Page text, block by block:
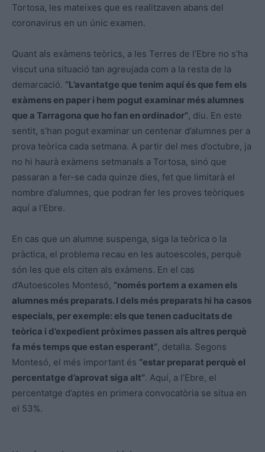
Tortosa, les mateixes que es realitzaven abans del
coronavirus en un únic examen.
Quant als exàmens teòrics, a les Terres de l’Ebre no s’ha
viscut una situació tan agreujada com a la resta de la
demarcació. “L’avantatge que tenim aquí és que fem els
exàmens en paper i hem pogut examinar més alumnes
que a Tarragona que ho fan en ordinador”, diu. En este
sentit, s’han pogut examinar un centenar d’alumnes per a
prova teòrica cada setmana. A partir del mes d’octubre, ja
no hi haurà exàmens setmanals a Tortosa, sinó que
passaran a fer-se cada quinze dies, fet que limitarà el
nombre d’alumnes, que podran fer les proves teòriques
aquí a l’Ebre.
En cas que un alumne suspenga, siga la teòrica o la
pràctica, el problema recau en les autoescoles, perquè
són les que els citen als exàmens. En el cas
d’Autoescoles Montesó, “només portem a examen els
alumnes més preparats. I dels més preparats hi ha casos
especials, per exemple: els que tenen caducitats de
teòrica i d’expedient pròximes passen als altres perquè
fa més temps que estan esperant”, detalla. Segons
Montesó, el més important és “estar preparat perquè el
percentatge d’aprovat siga alt”. Aquí, a l’Ebre, el
percentatge d’aptes en primera convocatòria se situa en
el 53%.